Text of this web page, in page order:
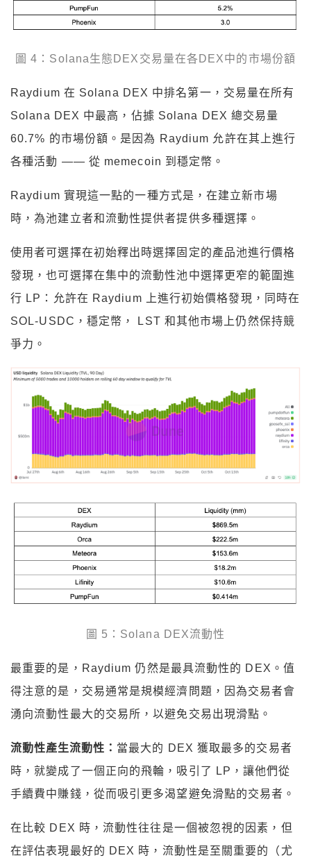
圖 4：Solana生態DEX交易量在各DEX中的市場份額
Raydium 在 Solana DEX 中排名第一，交易量在所有
Solana DEX 中最高，佔據 Solana DEX 總交易量
60.7% 的市場份額。是因為 Raydium 允許在其上進行
各種活動 —— 從 memecoin 到穩定幣。
Raydium 實現這一點的一種方式是，在建立新市場
時，為池建立者和流動性提供者提供多種選擇。
使用者可選擇在初始釋出時選擇固定的產品池進行價格
發現，也可選擇在集中的流動性池中選擇更窄的範圍進
行 LP：允許在 Raydium 上進行初始價格發現，同時在
SOL-USDC，穩定幣， LST 和其他市場上仍然保持競
爭力。
圖 5：Solana DEX流動性
最重要的是，Raydium 仍然是最具流動性的 DEX。值
得注意的是，交易通常是規模經濟問題，因為交易者會
湧向流動性最大的交易所，以避免交易出現滑點。
流動性產生流動性： 當最大的 DEX 獲取最多的交易者
時，就變成了一個正向的飛輪，吸引了 LP，讓他們從
手續費中賺錢，從而吸引更多渴望避免滑點的交易者。
在比較 DEX 時，流動性往往是一個被忽視的因素，但
在評估表現最好的 DEX 時，流動性是至關重要的（尤